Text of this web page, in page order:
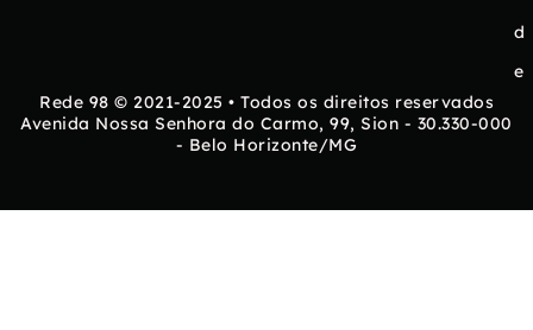
d
e
Rede 98 © 2021-2025 • Todos os direitos reservados
Avenida Nossa Senhora do Carmo, 99, Sion - 30.330-000
- Belo Horizonte/MG